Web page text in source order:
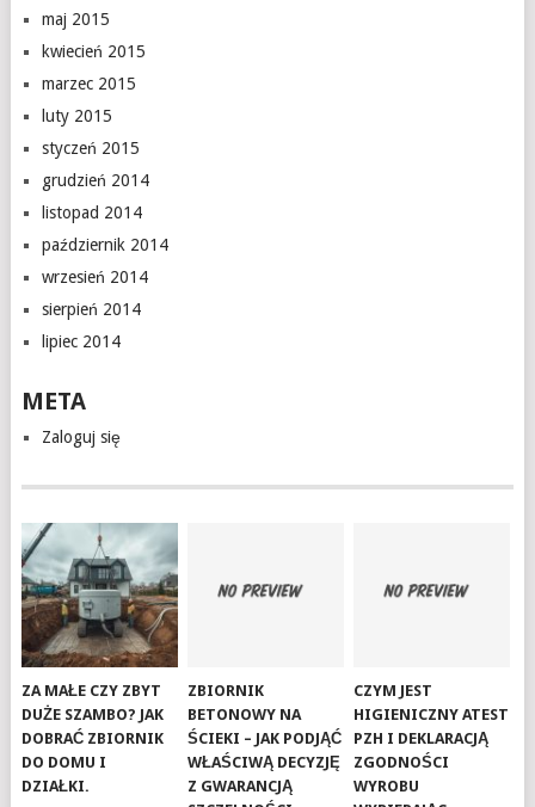
maj 2015
kwiecień 2015
marzec 2015
luty 2015
styczeń 2015
grudzień 2014
listopad 2014
październik 2014
wrzesień 2014
sierpień 2014
lipiec 2014
META
Zaloguj się
ZA MAŁE CZY ZBYT
DUŻE SZAMBO? JAK
DOBRAĆ ZBIORNIK
DO DOMU I
DZIAŁKI.
ZBIORNIK
BETONOWY NA
ŚCIEKI – JAK PODJĄĆ
WŁAŚCIWĄ DECYZJĘ
Z GWARANCJĄ
CZYM JEST
HIGIENICZNY ATEST
PZH I DEKLARACJĄ
ZGODNOŚCI
WYROBU